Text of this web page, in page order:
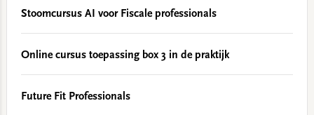
Stoomcursus AI voor Fiscale professionals
Online cursus toepassing box 3 in de praktijk
Future Fit Professionals